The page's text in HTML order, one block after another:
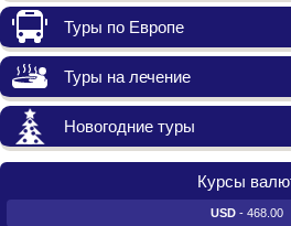
Туры по Европе
Туры на лечение
Новогодние туры
Курсы
USD - 468.00